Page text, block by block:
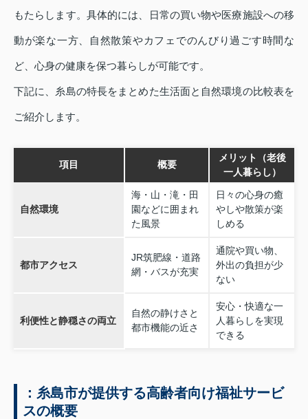
もたらします。具体的には、日常の買い物や医療施設への移
動が楽な一方、自然散策やカフェでのんびり過ごす時間な
ど、心身の健康を保つ暮らしが可能です。
下記に、糸島の特長をまとめた生活面と自然環境の比較表を
ご紹介します。
項目 概要
メリット（老後
一人暮らし）
自然環境
海・山・滝・田
園などに囲まれ
た風景
日々の心身の癒
やしや散策が楽
しめる
都市アクセス
JR筑肥線・道路
網・バスが充実
通院や買い物、
外出の負担が少
ない
利便性と静穏さの両立
自然の静けさと
都市機能の近さ
安心・快適な一
人暮らしを実現
できる
：糸島市が提供する高齢者向け福祉サービ
スの概要